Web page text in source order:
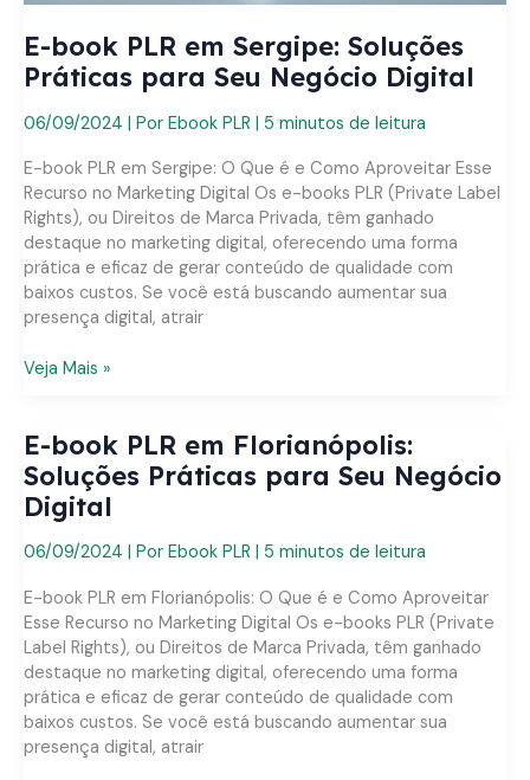
E-book PLR em Sergipe: Soluções
Práticas para Seu Negócio Digital
06/09/2024 | Por Ebook PLR | 5 minutos de leitura
E-book PLR em Sergipe: O Que é e Como Aproveitar Esse
Recurso no Marketing Digital Os e-books PLR (Private Label
Rights), ou Direitos de Marca Privada, têm ganhado
destaque no marketing digital, oferecendo uma forma
prática e eficaz de gerar conteúdo de qualidade com
baixos custos. Se você está buscando aumentar sua
presença digital, atrair
E-
em
Sergipe:
Soluções
Práticas
para
Seu
Negócio
Digital
Veja Mais »
E-book PLR em Florianópolis:
Soluções Práticas para Seu Negócio
Digital
06/09/2024 | Por Ebook PLR | 5 minutos de leitura
E-book PLR em Florianópolis: O Que é e Como Aproveitar
Esse Recurso no Marketing Digital Os e-books PLR (Private
Label Rights), ou Direitos de Marca Privada, têm ganhado
destaque no marketing digital, oferecendo uma forma
prática e eficaz de gerar conteúdo de qualidade com
baixos custos. Se você está buscando aumentar sua
presença digital, atrair